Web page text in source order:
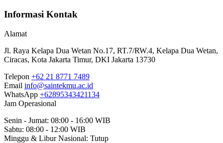
Informasi Kontak
Alamat
Jl. Raya Kelapa Dua Wetan No.17, RT.7/RW.4, Kelapa Dua Wetan,
Ciracas, Kota Jakarta Timur, DKI Jakarta 13730
Telepon +62 21 8771 7489
Email info@saintekmu.ac.id
WhatsApp +62895343421134
Jam Operasional
Senin - Jumat: 08:00 - 16:00 WIB
Sabtu: 08:00 - 12:00 WIB
Minggu & Libur Nasional: Tutup